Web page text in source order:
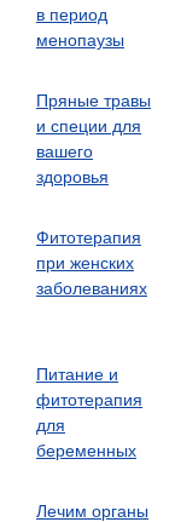
в период
менопаузы
Пряные травы
и специи для
вашего
здоровья
Фитотерапия
при женских
заболеваниях
Питание и
фитотерапия
для
беременных
Лечим органы